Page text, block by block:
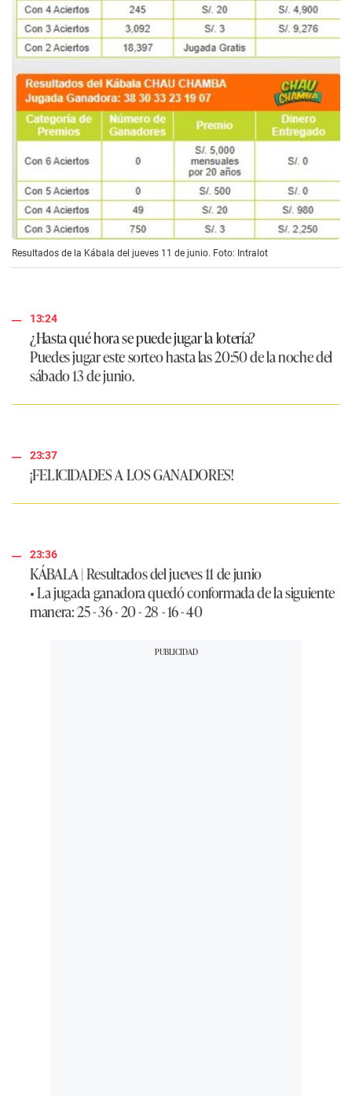
Resultados de la Kábala del jueves 11 de junio. Foto: Intralot
13:24
¿Hasta qué hora se puede jugar la lotería?
Puedes jugar este sorteo hasta las 20:50 de la noche del
sábado 13 de junio.
23:37
¡FELICIDADES A LOS GANADORES!
23:36
KÁBALA| Resultados del jueves 11 de junio
• La jugada ganadora quedó conformada de la siguiente
manera: 25 - 36 - 20 - 28 - 16 - 40